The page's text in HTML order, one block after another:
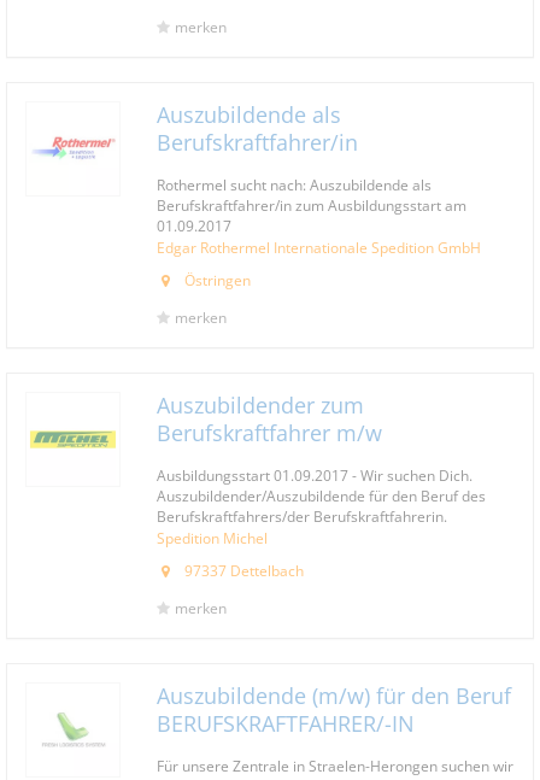
merken
Auszubildende als
Berufskraftfahrer/in
Rothermel sucht nach: Auszubildende als
Berufskraftfahrer/in zum Ausbildungsstart am
01.09.2017
Edgar Rothermel Internationale Spedition GmbH
Östringen
merken
Auszubildender zum
Berufskraftfahrer m/w
Ausbildungsstart 01.09.2017 - Wir suchen Dich.
Auszubildender/Auszubildende für den Beruf des
Berufskraftfahrers/der Berufskraftfahrerin.
Spedition Michel
97337 Dettelbach
merken
Auszubildende (m/w) für den Beruf
BERUFSKRAFTFAHRER/-IN
Für unsere Zentrale in Straelen-Herongen suchen wir